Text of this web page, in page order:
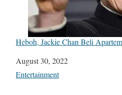
Heboh, Jackie Chan Beli
Date
August 30, 2022
In relation to
Entertainment